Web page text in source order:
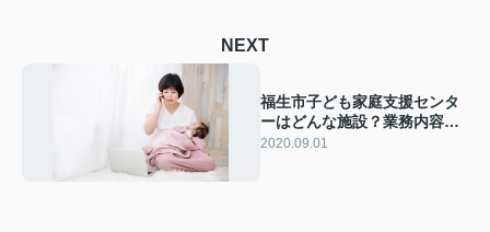
NEXT
福生市子ども家庭支援センタ
ーはどんな施設？業務内容や
ふれあいひろばについてご紹
2020.09.01